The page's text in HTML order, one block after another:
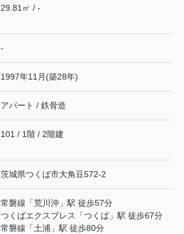
29.81㎡ / -
-
1997年11月(築28年)
アパート / 鉄骨造
101 / 1階 / 2階建
茨城県つくば市大角豆572-2
常磐線 「荒川沖 」駅 徒歩57分
つくばエクスプレス
「つくば 」駅 徒歩67分
常磐線 「土浦 」駅 徒歩80分